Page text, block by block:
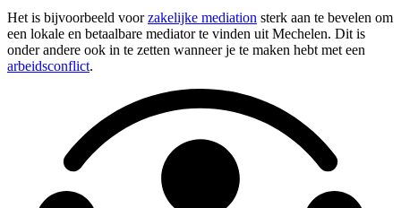
Het is bijvoorbeeld voorzakelijke mediation sterk aan te bevelen om
een lokale en betaalbare mediator te vinden uit Mechelen. Dit is
onder andere ook in te zetten wanneer je te maken hebt met een
arbeidsconflict.